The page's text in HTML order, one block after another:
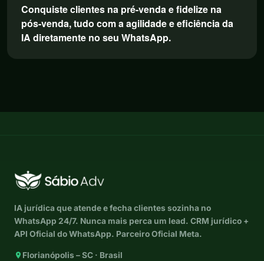
Conquiste clientes na pré-venda e fidelize na
pós-venda, tudo com a agilidade e eficiência da
IA diretamente no seu WhatsApp.
IA jurídica que atende e fecha clientes sozinha no
WhatsApp 24/7. Nunca mais perca um lead. CRM jurídico +
API Oficial do WhatsApp. Parceiro Oficial Meta.
Florianópolis – SC · Brasil